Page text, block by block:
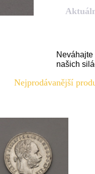
našich
Nejprodávanější